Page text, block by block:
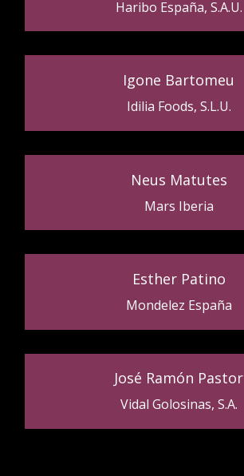
Haribo España, S.A.U.
Igone Bartomeu
Idilia Foods, S.L.U.
Neus Matutes
Mars Iberia
Esther Patino
Mondelez España
José Ramón Pastor
Vidal Golosinas, S.A.